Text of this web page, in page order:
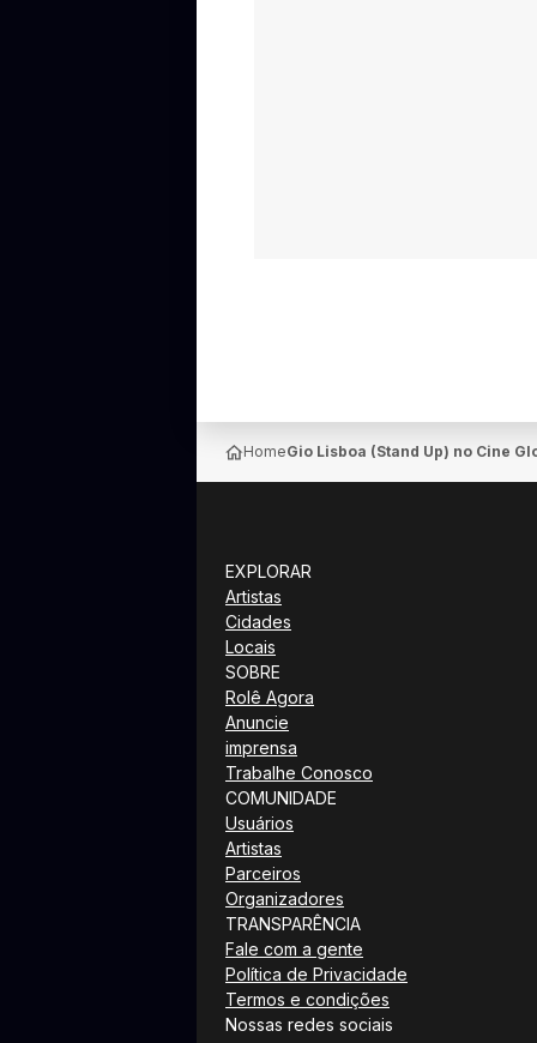
HomeGio Lisboa (Stand Up) no Cine
EXPLORAR
Artistas
Cidades
Locais
SOBRE
Rolê Agora
Anuncie
imprensa
Trabalhe Conosco
COMUNIDADE
Usuários
Artistas
Parceiros
Organizadores
TRANSPARÊNCIA
Fale com a gente
Política de Privacidade
Termos e condições
Nossas redes sociais